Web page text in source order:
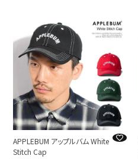
APPLEBUM アップルバム White
Stitch Cap